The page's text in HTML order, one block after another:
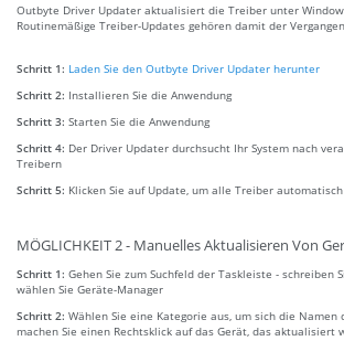
Outbyte Driver Updater aktualisiert die Treiber unter
Routinemäßige Treiber-Updates gehören damit der
Schritt 1: Laden Sie den Outbyte Driver Updater herunter
Schritt 2: Installieren Sie die Anwendung
Schritt 3: Starten Sie die Anwendung
Schritt 4: Der Driver Updater durchsucht Ihr System nach
Treibern
Schritt 5: Klicken Sie auf Update, um alle Treiber
MÖGLICHKEIT 2 - Manuelles Aktualisieren Von
Schritt 1: Gehen Sie zum Suchfeld der Taskleiste - schreiben
wählen Sie Geräte-Manager
Schritt 2: Wählen Sie eine Kategorie aus, um sich die Namen
machen Sie einen Rechtsklick auf das Gerät, das aktualisiert